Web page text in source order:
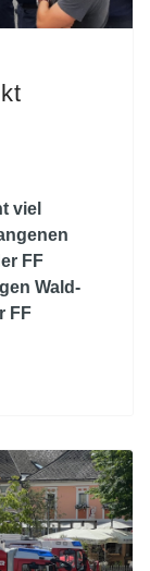
viel
FF
Wald-
FF